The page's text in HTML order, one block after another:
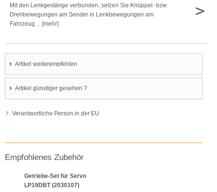
Mit den Lenkgestänge verbunden, setzen Sie Knüppel- bzw.
Drehbewegungen am Sender in Lenkbewegungen am
Fahrzeug ... [mehr]
>
Artikel weiterempfehlen
Artikel günstiger gesehen ?
Verantwortliche Person in der EU
Empfohlenes Zubehör
Getriebe-Set für Servo
LP19DBT (2030107)